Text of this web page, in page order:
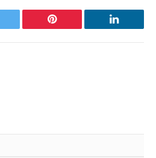
Pinterest LinkedIn